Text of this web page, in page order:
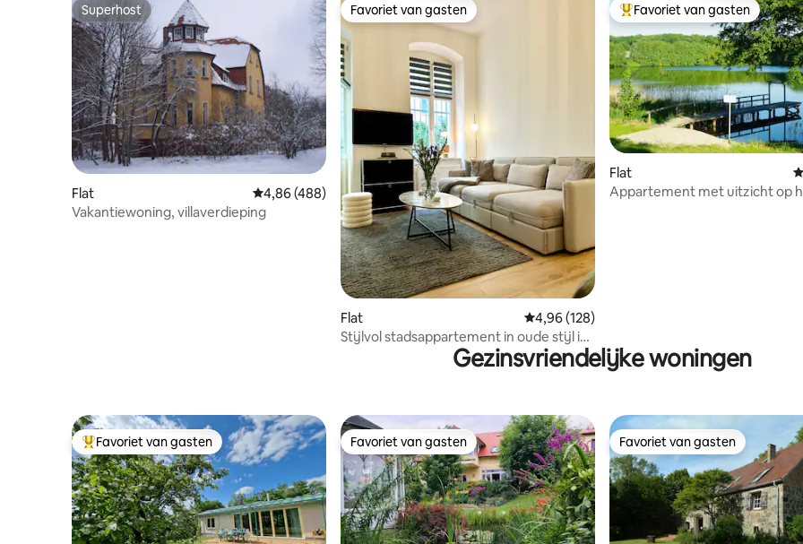
Superhost
Superhost
Flat Gemiddelde beoordeling van 4,86 op 5, 488 recensies
4,86 (488)
Vakantiewoning, villaverdieping
Favoriet van gasten
Favoriet van gasten
Flat Gemiddelde beoordeling van 4,96 op 5, 128
4,96 (128)
Stijlvol stadsappartement in oude stijl in
Topfavoriet van gasten
Favoriet van gasten
Flat
Appartement met uitzicht op
Gezinsvriendelijke woningen
Topfavoriet van gasten
Favoriet van gasten Favoriet van gasten
Favoriet van gasten Favoriet van gasten
Favoriet van gasten